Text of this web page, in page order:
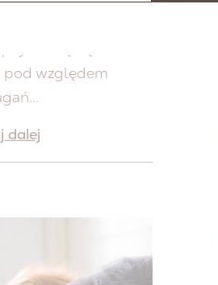
pod względem
dalej